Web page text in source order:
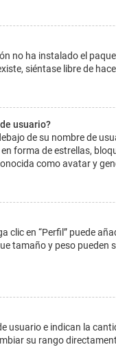
no ha instalado el
siéntase libre de
usuario?
de su nombre de
forma de estrellas,
como avatar y
clic en “Perfil” puede
tamaño y peso
usuario e indican la
su rango